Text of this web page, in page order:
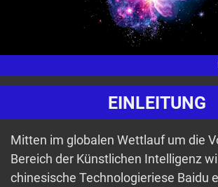
EINLEITUNG
Mitten im globalen Wettlauf um die
Bereich der Künstlichen Intelligenz
chinesische Technologieriese Baidu